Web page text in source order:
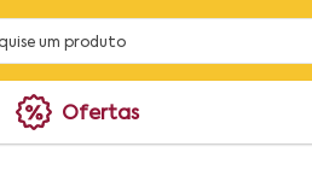
Ofertas